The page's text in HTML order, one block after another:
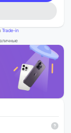
Trade-in